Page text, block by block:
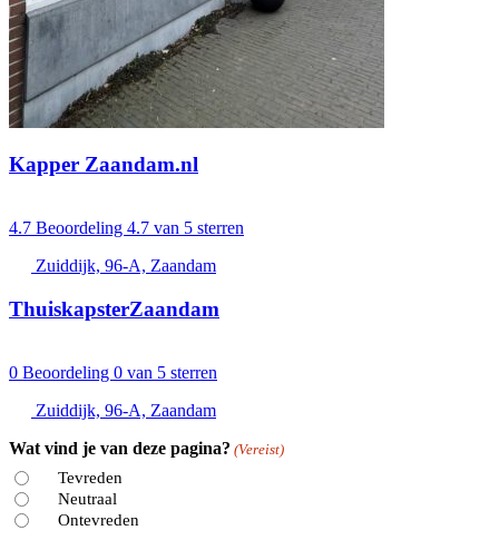
Kapper Zaandam.nl
4.7 Beoordeling 4.7 van 5 sterren
Zuiddijk, 96-A, Zaandam
ThuiskapsterZaandam
0 Beoordeling 0 van 5 sterren
Zuiddijk, 96-A, Zaandam
Wat vind je van deze pagina? (Vereist)
Tevreden
Neutraal
Ontevreden